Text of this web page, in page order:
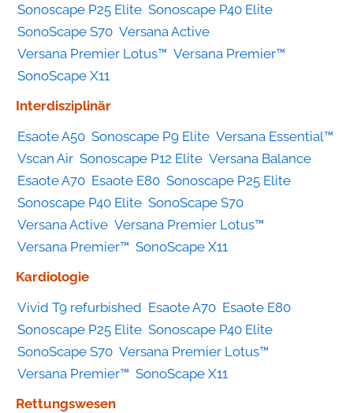
Sonoscape P25 Elite Sonoscape P40 Elite
SonoScape S70 Versana Active
Versana Premier Lotus™ Versana Premier™
SonoScape X11
Interdisziplinär
Esaote A50 Sonoscape P9 Elite Versana Essential™
Vscan Air Sonoscape P12 Elite Versana Balance
Esaote A70 Esaote E80 Sonoscape P25 Elite
Sonoscape P40 Elite SonoScape S70
Versana Active Versana Premier Lotus™
Versana Premier™ SonoScape X11
Kardiologie
Vivid T9 refurbished Esaote A70 Esaote E80
Sonoscape P25 Elite Sonoscape P40 Elite
SonoScape S70 Versana Premier Lotus™
Versana Premier™ SonoScape X11
Rettungswesen